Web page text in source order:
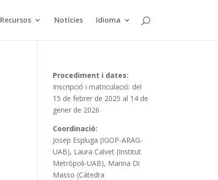
Recursos Notícies Idioma
Procediment i dates:
Inscripció i matriculació: del
15 de febrer de 2025 al 14 de
gener de 2026
Coordinació:
Josep Espluga (IGOP-ARAG-
UAB), Laura Calvet (Institut
Metròpoli-UAB), Marina Di
Masso (Càtedra